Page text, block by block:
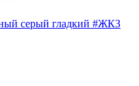
серый гладкий #ЖКЗ